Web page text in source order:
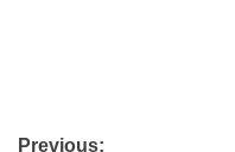
Previous: